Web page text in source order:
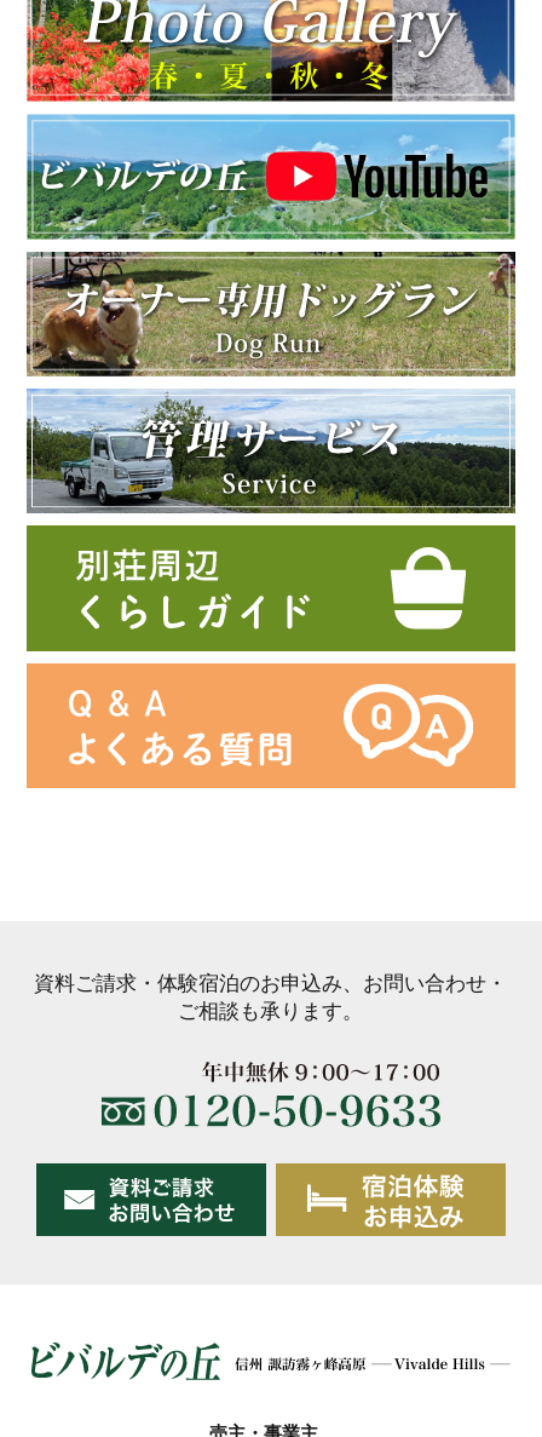
資料ご請求・体験宿泊のお申込み、お問い合わせ・
ご相談も承ります。